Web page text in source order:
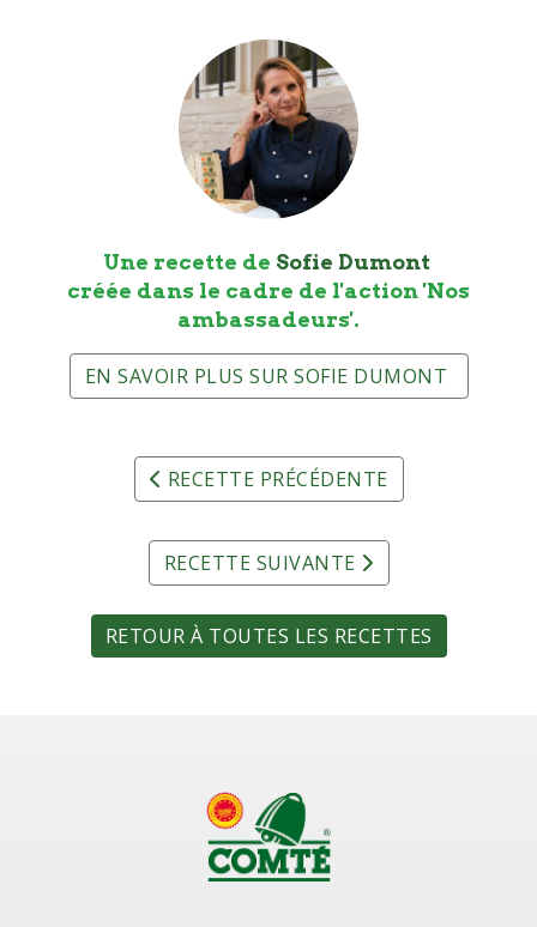
Une recette de Sofie Dumont
créée dans le cadre de l'action 'Nos
ambassadeurs'.
EN SAVOIR PLUS SUR SOFIE DUMONT
RECETTE PRÉCÉDENTE
RECETTE SUIVANTE
RETOUR À TOUTES LES RECETTES